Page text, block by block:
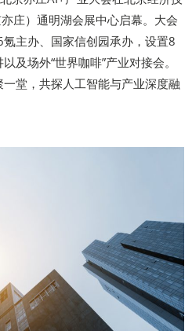
庄）通明湖会展中心启幕。大会
主办、国家信创园承办，设置8
及场外“世界咖啡”产业对接会。
堂，共探人工智能与产业深度融